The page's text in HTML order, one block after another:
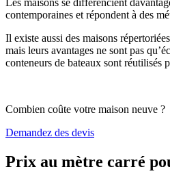
contemporaines et répondent à des
Il existe aussi des maisons
mais leurs avantages ne sont pas
conteneurs de bateaux sont réutilisés
Combien coûte votre maison neuve ?
Demandez des devis
Prix au mètre carré